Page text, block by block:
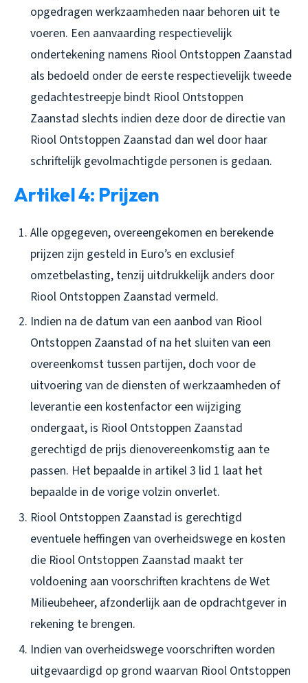
opgedragen werkzaamheden naar behoren uit te
voeren. Een aanvaarding respectievelijk
ondertekening namens Riool Ontstoppen Zaanstad
als bedoeld onder de eerste respectievelijk tweede
gedachtestreepje bindt Riool Ontstoppen
Zaanstad slechts indien deze door de directie van
Riool Ontstoppen Zaanstad dan wel door haar
schriftelijk gevolmachtigde personen is gedaan.
Artikel 4: Prijzen
Alle opgegeven, overeengekomen en berekende
prijzen zijn gesteld in Euro’s en exclusief
omzetbelasting, tenzij uitdrukkelijk anders door
Riool Ontstoppen Zaanstad vermeld.
Indien na de datum van een aanbod van Riool
Ontstoppen Zaanstad of na het sluiten van een
overeenkomst tussen partijen, doch voor de
uitvoering van de diensten of werkzaamheden of
leverantie een kostenfactor een wijziging
ondergaat, is Riool Ontstoppen Zaanstad
gerechtigd de prijs dienovereenkomstig aan te
passen. Het bepaalde in artikel 3 lid 1 laat het
bepaalde in de vorige volzin onverlet.
Riool Ontstoppen Zaanstad is gerechtigd
eventuele heffingen van overheidswege en kosten
die Riool Ontstoppen Zaanstad maakt ter
voldoening aan voorschriften krachtens de Wet
Milieubeheer, afzonderlijk aan de opdrachtgever in
rekening te brengen.
Indien van overheidswege voorschriften worden
uitgevaardigd op grond waarvan Riool Ontstoppen